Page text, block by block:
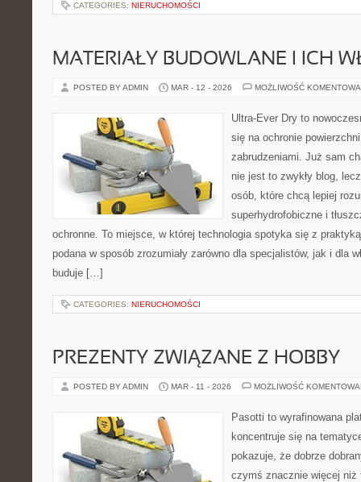
CATEGORIES: NIERUCHOMOŚCI
MATERIAŁY BUDOWLANE I ICH
POSTED BY ADMIN MAR - 12 - 2026 MOŻLIWOŚĆ
Ultra-Ever Dry to
się na ochronie
zabrudzeniami. Już sam
nie jest to zwykły blog,
osób, które chcą lepiej
superhydrofobiczne i
ochronne. To miejsce, w której technologia spotyka się z
podana w sposób zrozumiały zarówno dla specjalistów, jak i dla
buduje […]
CATEGORIES: NIERUCHOMOŚCI
PREZENTY ZWIĄZANE Z HOBBY
POSTED BY ADMIN MAR - 11 - 2026 MOŻLIWOŚĆ
Pasotti to wyrafinowana
koncentruje się na
pokazuje, że dobrze
czymś znacznie więcej niż